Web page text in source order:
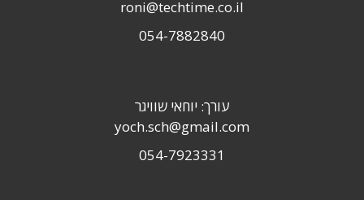
roni@techtime.co.il
054-7882840
עורך: יוחאי שוויגר
yoch.sch@gmail.com
054-7923331